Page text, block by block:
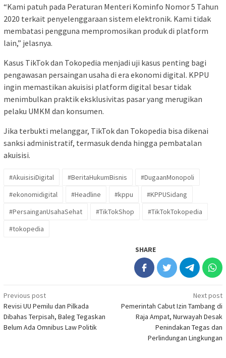
“Kami patuh pada Peraturan Menteri Kominfo Nomor 5 Tahun
2020 terkait penyelenggaraan sistem elektronik. Kami tidak
membatasi pengguna mempromosikan produk di platform
lain,” jelasnya.
Kasus TikTok dan Tokopedia menjadi uji kasus penting bagi
pengawasan persaingan usaha di era ekonomi digital. KPPU
ingin memastikan akuisisi platform digital besar tidak
menimbulkan praktik eksklusivitas pasar yang merugikan
pelaku UMKM dan konsumen.
Jika terbukti melanggar, TikTok dan Tokopedia bisa dikenai
sanksi administratif, termasuk denda hingga pembatalan
akuisisi.
#AkuisisiDigital #BeritaHukumBisnis
#DugaanMonopoli
#ekonomidigital
#Headline #kppu
#KPPUSidang
#PersainganUsahaSehat
#TikTokShop
#TikTokTokopedia
#tokopedia
SHARE
Post
navigation
Previous post
Revisi UU Pemilu dan Pilkada
Dibahas Terpisah, Baleg Tegaskan
Belum Ada Omnibus Law Politik
Next post
Pemerintah Cabut Izin Tambang di
Raja Ampat, Nurwayah Desak
Penindakan Tegas dan
Perlindungan Lingkungan